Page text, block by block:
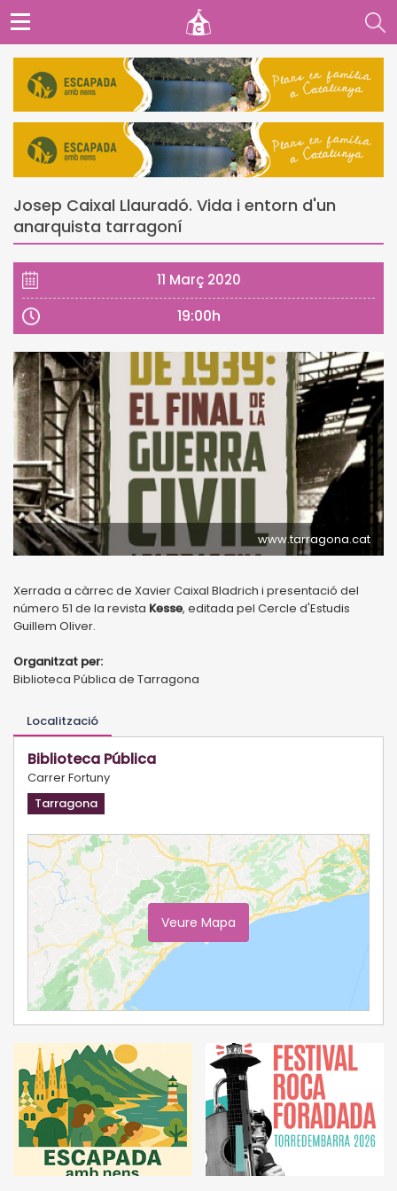
Josep Caixal Llauradó. Vida i entorn d'un
anarquista tarragoní
11 Març 2020
19:00h
www.tarragona.cat
Xerrada a càrrec de Xavier Caixal Bladrich i presentació del
número 51 de la revista Kesse, editada pel Cercle d'Estudis
Guillem Oliver.
Organitzat per:
Biblioteca Pública de Tarragona
Localització
Biblioteca Pública
Carrer Fortuny
Tarragona
Veure Mapa